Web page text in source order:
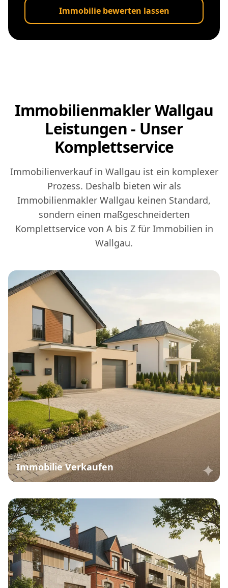
Immobilie bewerten lassen
Immobilienmakler Wallgau
Leistungen - Unser
Komplettservice
Immobilienverkauf in Wallgau ist ein komplexer
Prozess. Deshalb bieten wir als
Immobilienmakler Wallgau keinen Standard,
sondern einen maßgeschneiderten
Komplettservice von A bis Z für Immobilien in
Wallgau.
Immobilie Verkaufen